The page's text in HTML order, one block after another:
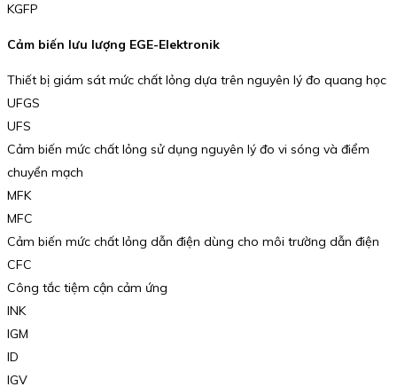
KGFP
Cảm biến lưu lượng EGE-Elektronik
Thiết bị giám sát mức chất lỏng dựa trên nguyên lý đo quang học
UFGS
UFS
Cảm biến mức chất lỏng sử dụng nguyên lý đo vi sóng và điểm
chuyển mạch
MFK
MFC
Cảm biến mức chất lỏng dẫn điện dùng cho môi trường dẫn điện
CFC
Công tắc tiệm cận cảm ứng
INK
IGM
ID
IGV